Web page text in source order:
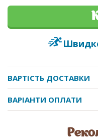
ВАРТІСТЬ ДОСТАВКИ
ВАРІАНТИ ОПЛАТИ